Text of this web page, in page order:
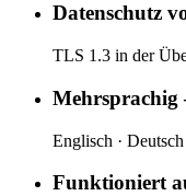
Datenschutz
TLS 1.3 in der
Mehrsprachig
Englisch ·
Funktioniert